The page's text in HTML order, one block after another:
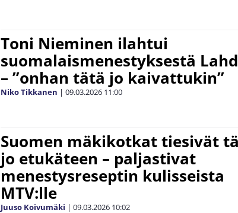
Toni Nieminen ilahtui
suomalaismenestyksestä
– ”onhan tätä jo kaivattukin”
Niko Tikkanen | 09.03.2026 11:00
Suomen mäkikotkat tiesivät
jo etukäteen – paljastivat
menestysreseptin kulisseista
MTV:lle
Juuso Koivumäki | 09.03.2026 10:02